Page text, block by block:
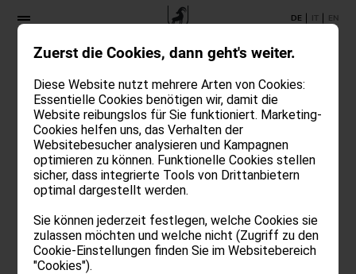
DE IT EN
Du willst das Gute Leben im
Steinbock kennenlernen?
Hier kannst du um ein unverbindliches Angebot anfragen.
Wir kontaktieren dich gerne!
Zuerst die Cookies, dann geht's weiter.
Diese Website nutzt mehrere Arten von Cookies:
Essentielle Cookies benötigen wir, damit die
Website reibungslos für Sie funktioniert. Marketing-
Cookies helfen uns, das Verhalten der
Websitebesucher analysieren und Kampagnen
optimieren zu können. Funktionelle Cookies stellen
sicher, dass integrierte Tools von Drittanbietern
optimal dargestellt werden.
Sie können jederzeit festlegen, welche Cookies sie
zulassen möchten und welche nicht (Zugriff zu den
Cookie-Einstellungen finden Sie im Websitebereich
"Cookies").